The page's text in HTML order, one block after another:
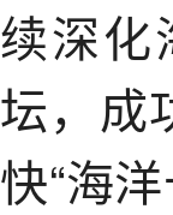
续深化
坛，成
快“海